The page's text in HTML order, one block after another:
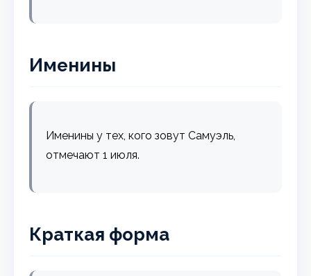
Именины
Именины у тех, кого зовут Самуэль,
отмечают 1 июля.
Краткая форма